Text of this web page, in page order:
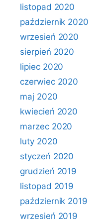
listopad 2020
październik 2020
wrzesień 2020
sierpień 2020
lipiec 2020
czerwiec 2020
maj 2020
kwiecień 2020
marzec 2020
luty 2020
styczeń 2020
grudzień 2019
listopad 2019
październik 2019
wrzesień 2019